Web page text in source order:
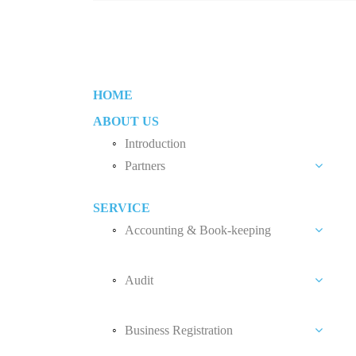
HOME
ABOUT US
Introduction
Partners
SERVICE
Accounting & Book-keeping
Accounting Software
Accounting Standard
Audit
Audit Fees
Business Registration